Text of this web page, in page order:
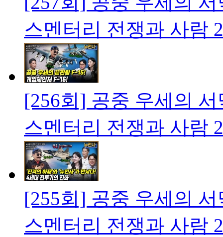
스멘터리 전쟁과 사람
[256회] 공중 우세의
스멘터리 전쟁과 사람
[255회] 공중 우세의
스멘터리 전쟁과 사람